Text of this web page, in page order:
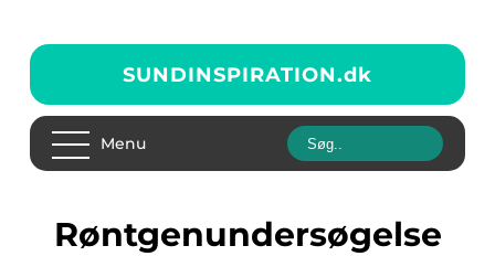
SUNDINSPIRATION.dk
Menu
Røntgenundersøgelse